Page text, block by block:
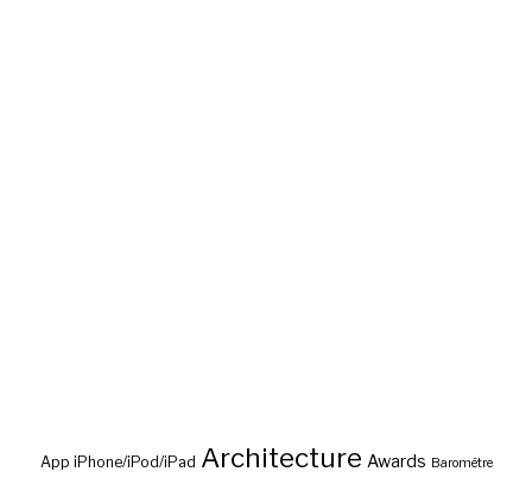
App iPhone/iPod/iPad Architecture Awards Baromètre